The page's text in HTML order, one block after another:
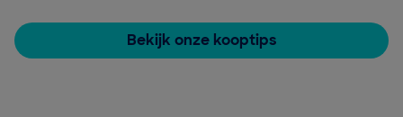
Bekijk onze kooptips